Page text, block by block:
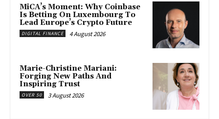
MiCA’s Moment: Why Coinbase
Is Betting On Luxembourg To
Lead Europe’s Crypto Future
DIGITAL FINANCE 4 August 2026
Marie-Christine Mariani:
Forging New Paths And
Inspiring Trust
OVER 50 3 August 2026